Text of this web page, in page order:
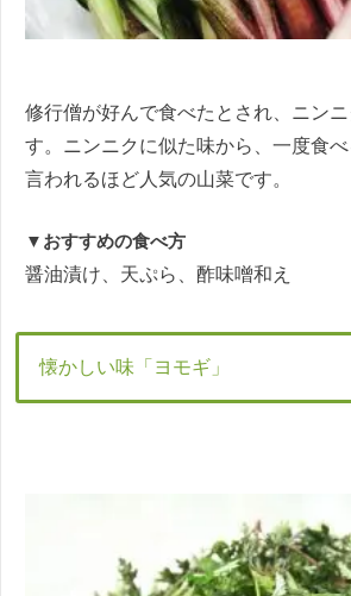
修行僧が好んで食べたとされ、ニン
す。ニンニクに似た味から、一度食
言われるほど人気の山菜です。
▼おすすめの食べ方
醤油漬け、天ぷら、酢味噌和え
懐かしい味「ヨモギ」